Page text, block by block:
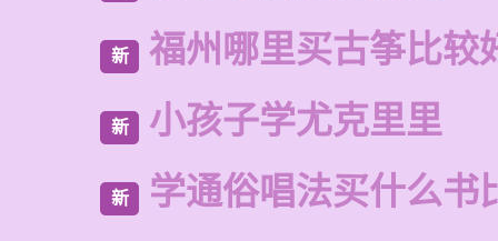
新 福州哪里买古筝比较
新 小孩子学尤克里里
新 学通俗唱法买什么书